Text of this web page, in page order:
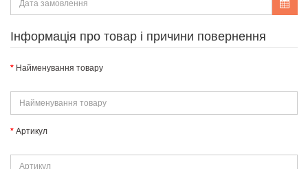
Інформація про товар і причини повернення
Найменування товару
Артикул